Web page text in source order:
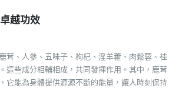
越功效
茸、人參、五味子、枸杞、淫羊藿、肉鬆蓉、桂
這些成分相輔相成，共同發揮作用。其中，鹿茸
它能為身體提供源源不斷的能量，讓人時刻保持